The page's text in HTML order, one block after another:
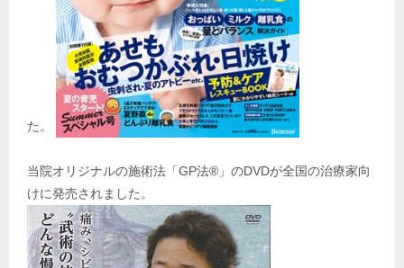
た。
当院オリジナルの施術法「GP法®」のDVDが全国の治療家向
けに発売されました。